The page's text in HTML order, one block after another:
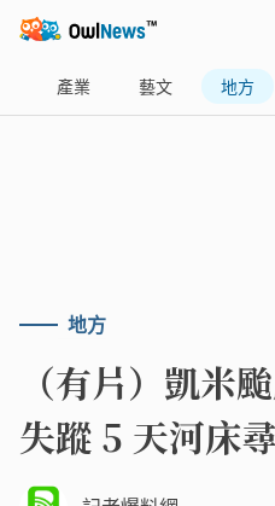
產業 藝文 地方
地方
（有片）凱米
失蹤 5 天河床